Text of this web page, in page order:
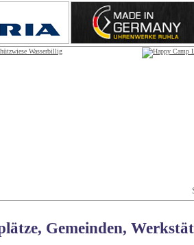
Gemeinden,